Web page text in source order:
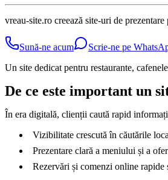
vreau-site.ro creează site-uri de
Sună-ne acum
Scrie-ne pe
Un site dedicat pentru restaurante,
De ce este important un
În era digitală, clienții caută rapid
Vizibilitate crescută în căutările
Prezentare clară a meniului și a
Rezervări și comenzi online rapide